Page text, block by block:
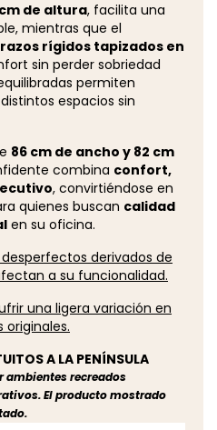
de altura, facilita una
mientras que el
rígidos tapizados en
sin perder sobriedad
permiten
espacios sin
86 cm de ancho y 82 cm
combina confort,
, convirtiéndose en
quienes buscan calidad
en su oficina.
derivados de
a su funcionalidad.
una ligera variación en
A LA PENÍNSULA
ambientes recreados
El producto mostrado